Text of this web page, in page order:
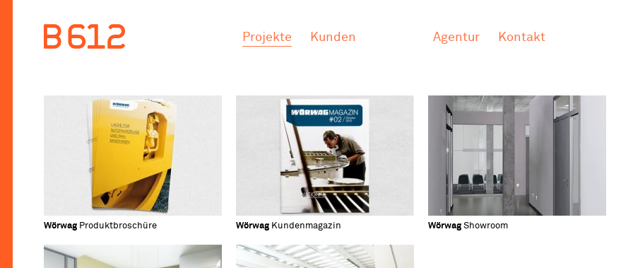
Projekte Kunden Agentur Kontakt
Wörwag Produktbroschüre Wörwag Kundenmagazin Wörwag Showroom